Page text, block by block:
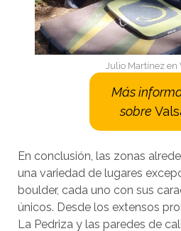
Julio Martínez en
Más
sobre
En conclusión, las zonas
una variedad de lugares
boulder, cada uno con sus
únicos. Desde los extensos
La Pedriza y las paredes de